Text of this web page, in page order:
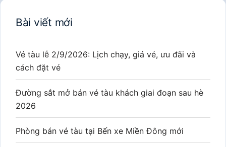
Bài viết mới
Vé tàu lễ 2/9/2026: Lịch chạy, giá vé, ưu đãi và
cách đặt vé
Đường sắt mở bán vé tàu khách giai đoạn sau hè
2026
Phòng bán vé tàu tại Bến xe Miền Đông mới